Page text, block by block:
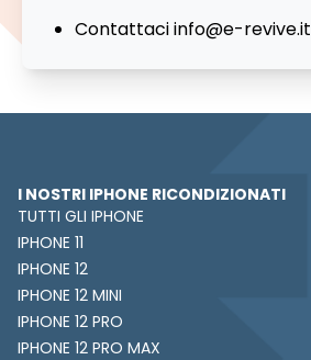
Contattaciinfo@e-revive.it
I NOSTRI IPHONE RICONDIZIONATI
TUTTI GLI IPHONE
IPHONE 11
IPHONE 12
IPHONE 12 MINI
IPHONE 12 PRO
IPHONE 12 PRO MAX